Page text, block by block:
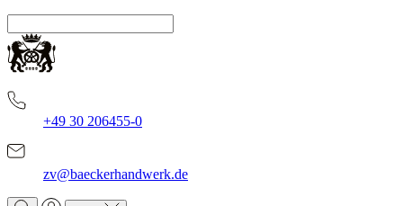
+49 30 206455-0
zv@baeckerhandwerk.de